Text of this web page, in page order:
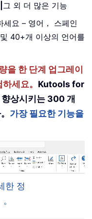
그 외 더 많은 기능
요 – 영어， 스페인
40+개 이상의 언어를
한 단계 업그레이
세요。 Kutools for
상시키는 300 개
가장 필요한 기능을
한 정